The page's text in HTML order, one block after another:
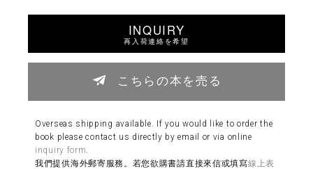
INQUIRY
再入荷連絡を希望
こちらの本を売る
Overseas shipping available. If you would like to order the
book please contact us directly by email or via online
inquiry form
我們提供海外郵寄服務。若您欲購書請直接來信或填寫線上表